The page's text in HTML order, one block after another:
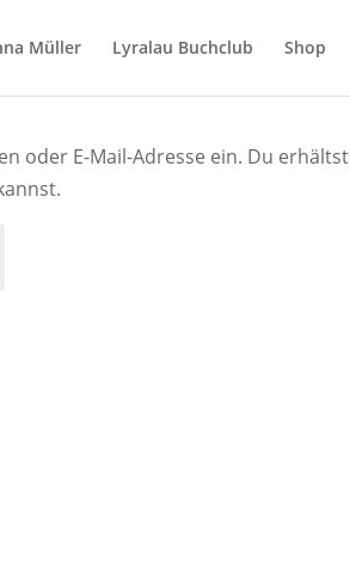
Müller Lyralau Buchclub Shop
oder E-Mail-Adresse ein. Du erhältst